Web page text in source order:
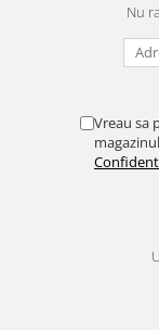
Nu
Vreau sa